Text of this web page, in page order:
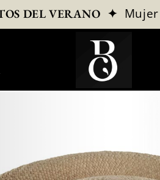
DEL VERANO ✦ Mujer